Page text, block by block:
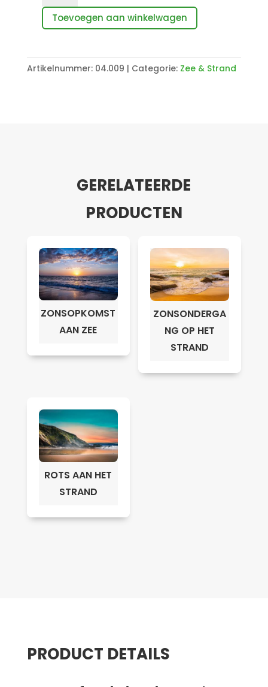
de
zeeToevoegen aan winkelwagen
Artikelnummer: 04.009 Categorie: Zee & Strand
GERELATEERDE
PRODUCTEN
ZONSOPKOMST
AAN ZEE
ZONSONDERGA
NG OP HET
STRAND
ROTS AAN HET
STRAND
PRODUCT DETAILS